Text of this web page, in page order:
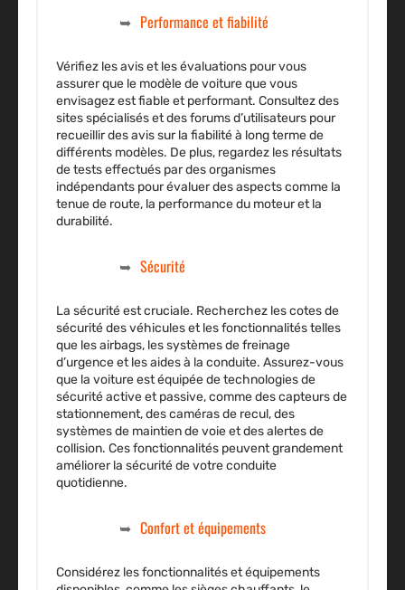
Performance et fiabilité
Vérifiez les avis et les évaluations pour vous
assurer que le modèle de voiture que vous
envisagez est fiable et performant. Consultez des
sites spécialisés et des forums d’utilisateurs pour
recueillir des avis sur la fiabilité à long terme de
différents modèles. De plus, regardez les résultats
de tests effectués par des organismes
indépendants pour évaluer des aspects comme la
tenue de route, la performance du moteur et la
durabilité.
Sécurité
La sécurité est cruciale. Recherchez les cotes de
sécurité des véhicules et les fonctionnalités telles
que les airbags, les systèmes de freinage
d’urgence et les aides à la conduite. Assurez-vous
que la voiture est équipée de technologies de
sécurité active et passive, comme des capteurs de
stationnement, des caméras de recul, des
systèmes de maintien de voie et des alertes de
collision. Ces fonctionnalités peuvent grandement
améliorer la sécurité de votre conduite
quotidienne.
Confort et équipements
Considérez les fonctionnalités et équipements